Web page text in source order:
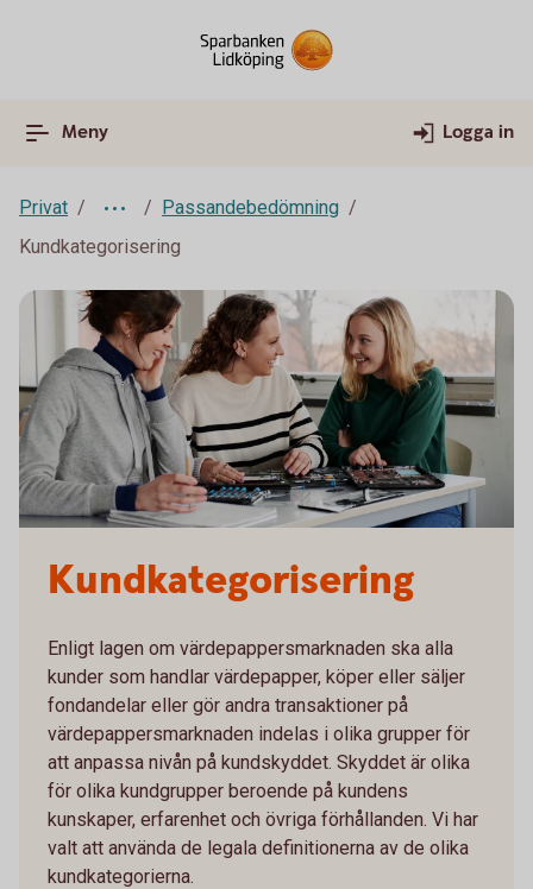
Meny Logga in
Privat
Passandebedömning
Kundkategorisering
Kundkategorisering
Enligt lagen om värdepappersmarknaden ska alla
kunder som handlar värdepapper, köper eller säljer
fondandelar eller gör andra transaktioner på
värdepappersmarknaden indelas i olika grupper för
att anpassa nivån på kundskyddet. Skyddet är olika
för olika kundgrupper beroende på kundens
kunskaper, erfarenhet och övriga förhållanden. Vi har
valt att använda de legala definitionerna av de olika
kundkategorierna.